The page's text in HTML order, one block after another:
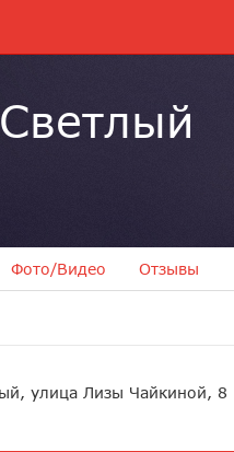
Фото/Видео Отзывы
улица Лизы Чайкиной, 8